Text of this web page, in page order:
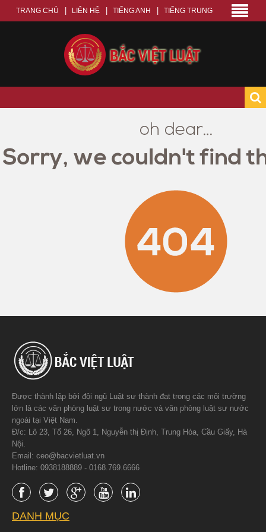
TRANG CHỦ LIÊN HỆ TIẾNG ANH TIẾNG TRUNG
Được thành lập bởi đội ngũ Luật sư thành đạt trong các môi trường
lớn là các văn phòng luật sư trong nước và văn phòng luật sư nước
ngoài tại Việt Nam.
Đ/c: Lô 23, Tổ 26, Ngõ 1, Nguyễn thị Định, Trung Hòa, Cầu Giấy, Hà
Nội.
Email: ceo@bacvietluat.vn
Hotline: 0938188889 - 0168.769.6666
DANH MỤC